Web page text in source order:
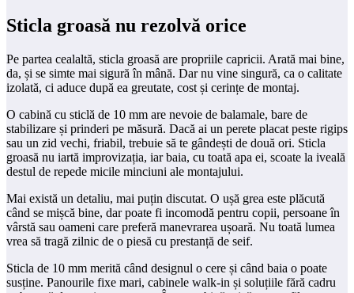
Sticla groasă nu rezolvă orice
Pe partea cealaltă, sticla groasă are propriile capricii. Arată mai bine,
da, și se simte mai sigură în mână. Dar nu vine singură, ca o calitate
izolată, ci aduce după ea greutate, cost și cerințe de montaj.
O cabină cu sticlă de 10 mm are nevoie de balamale, bare de
stabilizare și prinderi pe măsură. Dacă ai un perete placat peste rigips
sau un zid vechi, friabil, trebuie să te gândești de două ori. Sticla
groasă nu iartă improvizația, iar baia, cu toată apa ei, scoate la iveală
destul de repede micile minciuni ale montajului.
Mai există un detaliu, mai puțin discutat. O ușă grea este plăcută
când se mișcă bine, dar poate fi incomodă pentru copii, persoane în
vârstă sau oameni care preferă manevrarea ușoară. Nu toată lumea
vrea să tragă zilnic de o piesă cu prestanță de seif.
Sticla de 10 mm merită când designul o cere și când baia o poate
susține. Panourile fixe mari, cabinele walk-in și soluțiile fără cadru